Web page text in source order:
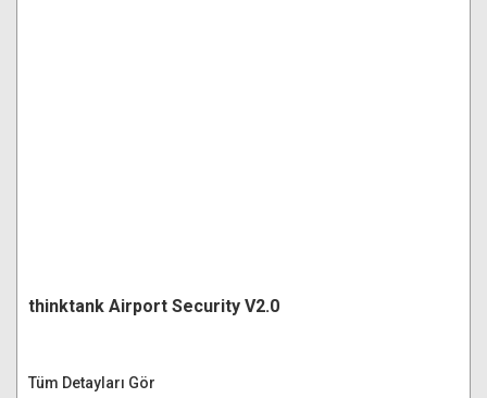
thinktank Airport Security V2.0
Tüm Detayları Gör